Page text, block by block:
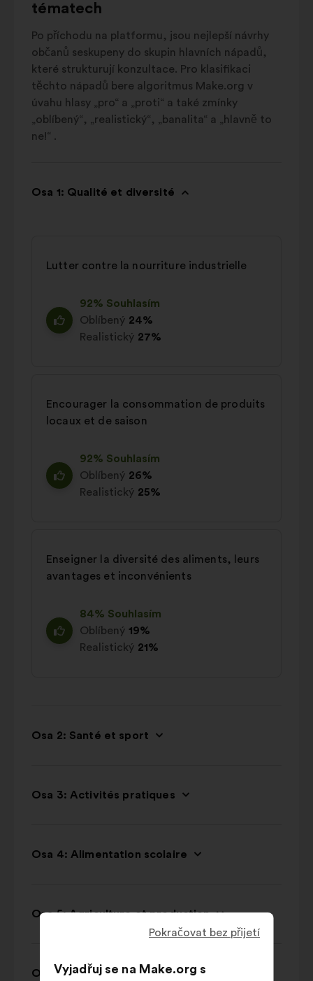
tématech
Po příchodu na platformu, jsou nejlepší návrhy
občanů seskupeny do skupin hlavních nápadů,
které strukturují konzultace. Pro klasifikaci
těchto nápadů bere algoritmus Make.org v
úvahu hlasy „pro“ a „proti“ a také zmínky
„oblíbený“, „realistický“, „banalita“ a „hlavně to
ne!“ .
Osa 1: Qualité et diversité
Lutter contre la nourriture industrielle
92% Souhlasím
Oblíbený 24%
Realistický 27%
Encourager la consommation de produits
locaux et de saison
92% Souhlasím
Oblíbený 26%
Realistický 25%
Enseigner la diversité des aliments, leurs
avantages et inconvénients
84% Souhlasím
Oblíbený 19%
Realistický 21%
Osa 2: Santé et sport
Osa 3: Activités pratiques
Osa 4: Alimentation scolaire
Osa 5: Agriculture et production
Osa 6: Famille
Pokračovat bez přijetí
Vyjadřuj se na Make.org s